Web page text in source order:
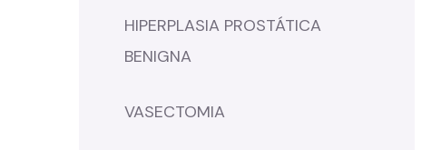
HIPERPLASIA PROSTÁTICA
BENIGNA
VASECTOMIA